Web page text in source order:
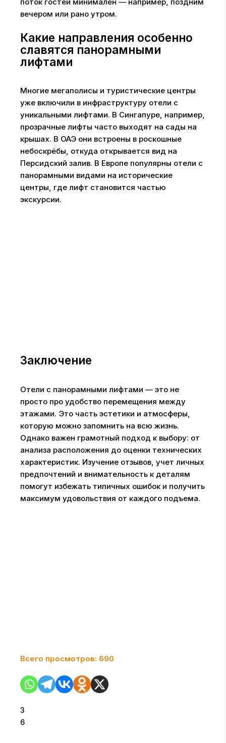
вечером или рано утром.
Какие направления особенно
славятся панорамными
лифтами
Многие мегаполисы и туристические центры
уже включили в инфраструктуру отели с
уникальными лифтами. В Сингапуре, например,
прозрачные лифты часто выходят на сады на
крышах. В ОАЭ они встроены в роскошные
небоскрёбы, откуда открывается вид на
Персидский залив. В Европе популярны отели с
панорамными видами на исторические
центры, где лифт становится частью
экскурсии.
Заключение
Отели с панорамными лифтами — это не
просто про удобство перемещения между
этажами. Это часть эстетики и атмосферы,
которую можно запомнить на всю жизнь.
Однако важен грамотный подход к выбору: от
анализа расположения до оценки технических
характеристик. Изучение отзывов, учет личных
предпочтений и внимательность к деталям
помогут избежать типичных ошибок и получить
максимум удовольствия от каждого подъема.
Всего просмотров: 690
3
6